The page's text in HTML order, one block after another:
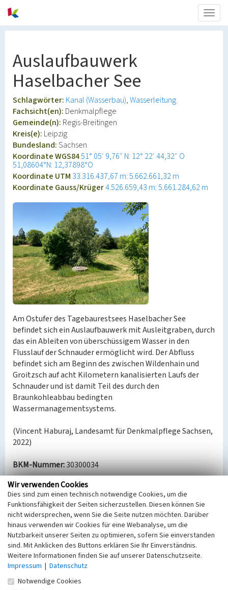
Auslaufbauwerk
Haselbacher See
Schlagwörter: Kanal (Wasserbau) Wasserleitung
Fachsicht(en): Denkmalpflege
Gemeinde(n): Regis-Breitingen
Kreis(e): Leipzig
Bundesland:Sachsen
Koordinate WGS8451° 05′ 9,76″ N: 12° 22′ 44,32″ O
51,08604°N: 12,37898°O
Koordinate UTM 33.316.437,67 m: 5.662.661,32 m
Koordinate Gauss/Krüger4.526.659,43 m: 5.661.284,62 m
Am Ostufer des Tagebaurestsees Haselbacher See
befindet sich ein Auslaufbauwerk mit Ausleitgraben, durch
das ein Ableiten von überschüssigem Wasser in den
Flusslauf der Schnauder ermöglicht wird. Der Abfluss
befindet sich am Beginn des zwischen Wildenhain und
Groitzsch auf acht Kilometern kanalisierten Laufs der
Schnauder und ist damit Teil des durch den
Braunkohleabbau bedingten
Wassermanagementsystems.
(Vincent Haburaj, Landesamt für Denkmalpflege Sachsen,
2022)
BKM-Nummer:30300034
Auslaufbauwerk Haselbacher See
Schlagwörter
Kanal (Wasserbau) Wasserleitung
Ort
Ramsdorf
Fachsicht(en)
Denkmalpflege
Erfassungsmaßstab
Wir verwenden Cookies
Dies sind zum einen technisch notwendige Cookies, um die
Funktionsfähigkeit der Seiten sicherzustellen. Diesen können Sie
nicht widersprechen, wenn Sie die Seite nutzen möchten. Darüber
hinaus verwenden wir Cookies für eine Webanalyse, um die
Nutzbarkeit unserer Seiten zu optimieren, sofern Sie einverstanden
sind. Mit Anklicken des Buttons erklären Sie Ihr Einverständnis.
Weitere Informationen finden Sie auf unserer Datenschutzseite.
Impressum | Datenschutz
Notwendige Cookies